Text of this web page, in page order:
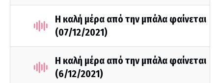
Η καλή μέρα από την μπάλα φαίνεται
(07/12/2021)
Η καλή μέρα από την μπάλα φαίνεται
(6/12/2021)